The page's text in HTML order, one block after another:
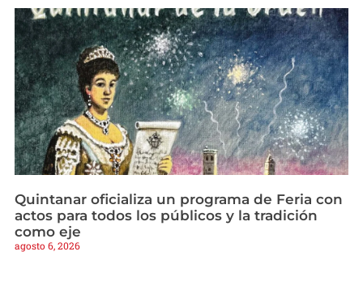
Quintanar oficializa un programa de Feria con
actos para todos los públicos y la tradición
como eje
agosto 6, 2026